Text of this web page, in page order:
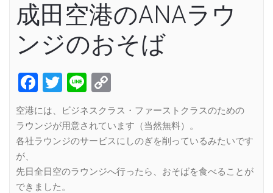
成田空港のANAラウ
ンジのおそば
Facebook
Twitter
Line
Link
空港には、ビジネスクラス・ファーストクラスのための
ラウンジが用意されています（当然無料）。
各社ラウンジのサービスにしのぎを削っているみたいです
が、
先日全日空のラウンジへ行ったら、おそばを食べることが
できました。